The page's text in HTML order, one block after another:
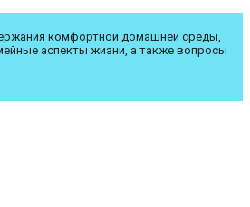
комфортной домашней среды,
аспекты жизни, а также вопросы